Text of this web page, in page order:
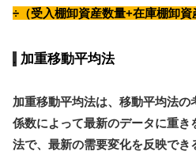
÷（受入棚卸資産数量+在庫棚卸資
加重移動平均法
加重移動平均法は、移動平均法
係数によって最新のデータに重き
法で、最新の需要変化を反映でき